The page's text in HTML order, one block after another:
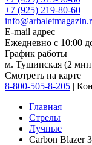
+7 (925) 219-80-60
E-mail адрес
Ежедневно с 10:00
График работы
м. Тушинская (2 мин
Смотреть на карте
8-800-505-8-205 |
Главная
Стрелы
Лучные
Carbon Blazer